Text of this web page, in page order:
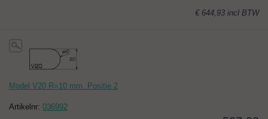
€ 644,93 incl BTW
Model V20 R=10 mm. Positie 2
Artikelnr: 036992